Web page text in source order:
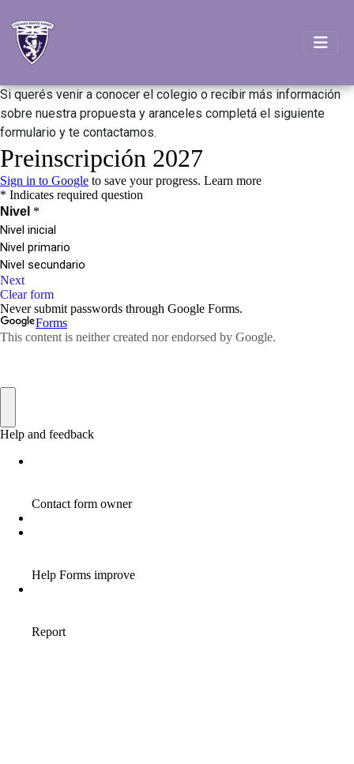
Si querés venir a conocer el colegio o recibir más información
sobre nuestra propuesta y aranceles completá el siguiente
formulario y te contactamos.